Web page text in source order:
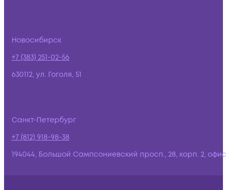
Новосибирск
+7 (383) 251-02-56
630112, ул. Гоголя, 51
Санкт-Петербург
+7 (812) 918-98-38
194044, Большой Сампсониевский просп., 28, корп. 2,